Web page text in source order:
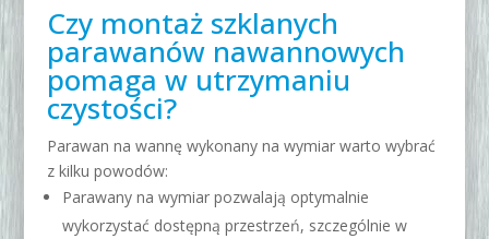
Czy montaż szklanych
parawanów nawannowych
pomaga w utrzymaniu
czystości?
Parawan na wannę wykonany na wymiar warto wybrać
z kilku powodów:
Parawany na wymiar pozwalają optymalnie
wykorzystać dostępną przestrzeń, szczególnie w